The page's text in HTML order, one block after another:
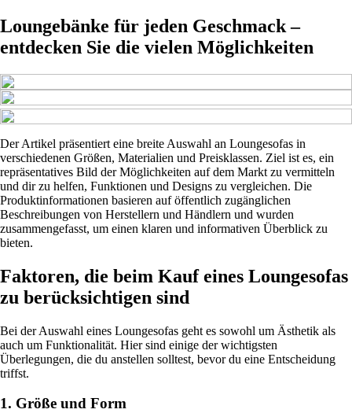
Loungebänke für jeden Geschmack –
entdecken Sie die vielen Möglichkeiten
Der Artikel präsentiert eine breite Auswahl an Loungesofas in
verschiedenen Größen, Materialien und Preisklassen. Ziel ist es, ein
repräsentatives Bild der Möglichkeiten auf dem Markt zu vermitteln
und dir zu helfen, Funktionen und Designs zu vergleichen. Die
Produktinformationen basieren auf öffentlich zugänglichen
Beschreibungen von Herstellern und Händlern und wurden
zusammengefasst, um einen klaren und informativen Überblick zu
bieten.
Faktoren, die beim Kauf eines Loungesofas
zu berücksichtigen sind
Bei der Auswahl eines Loungesofas geht es sowohl um Ästhetik als
auch um Funktionalität. Hier sind einige der wichtigsten
Überlegungen, die du anstellen solltest, bevor du eine Entscheidung
triffst.
1. Größe und Form